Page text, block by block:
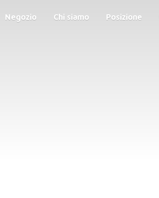
Negozio Chi siamo Posizione